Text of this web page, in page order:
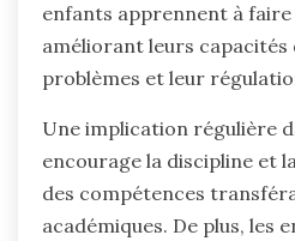
enfants apprennent à faire
améliorant leurs capacités
problèmes et leur
Une implication régulière
encourage la discipline et
des compétences
académiques. De plus, les